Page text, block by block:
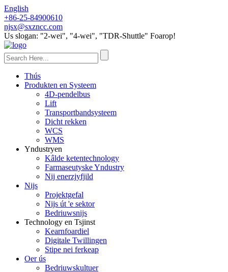
English
+86-25-84900610
njsx@sxzncc.com
Us slogan: "2-wei", "4-wei", "TDR-Shuttle" Foarop!
Thús
Produkten en Systeem
4D-pendelbus
Lift
Transportbandsysteem
Dicht rekken
WCS
WMS
Yndustryen
Kâlde ketentechnology
Farmaseutyske Yndustry
Nij enerzjyfjild
Nijs
Projektgefal
Nijs út 'e sektor
Bedriuwsnijs
Technology en Tsjinst
Kearnfoardiel
Digitale Twillingen
Stipe nei ferkeap
Oer ús
Bedriuwskultuer